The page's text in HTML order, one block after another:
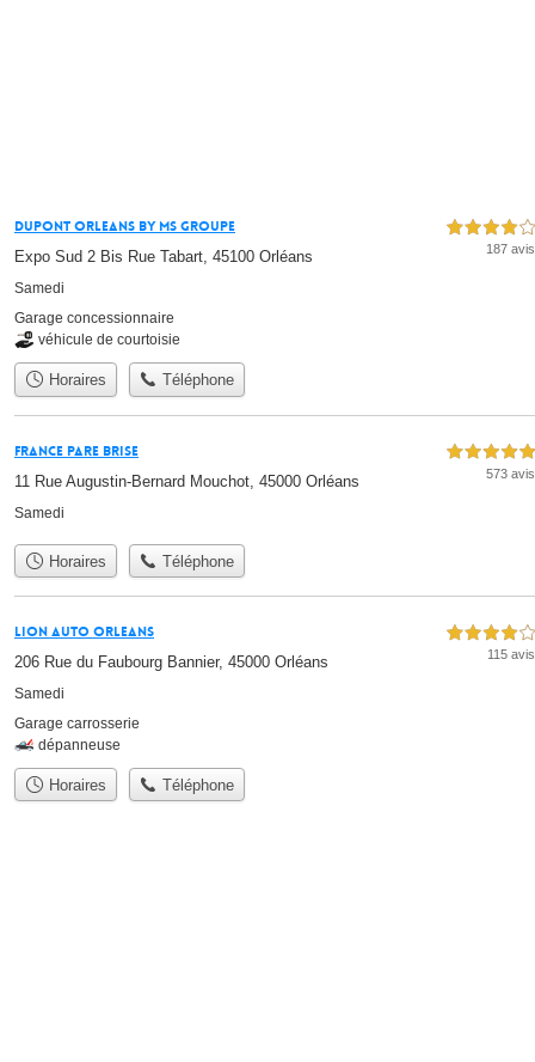
Dupont Orleans By Ms Groupe
Expo Sud 2 Bis Rue Tabart, 45100 Orléans
Samedi
4,0 étoiles sur 5
187 avis
Garage concessionnaire
véhicule de courtoisie
Horaires Téléphone
France Pare Brise
11 Rue Augustin-Bernard Mouchot, 45000 Orléans
Samedi
5,0 étoiles sur 5
573 avis
Horaires Téléphone
Lion Auto Orleans
206 Rue du Faubourg Bannier, 45000 Orléans
Samedi
4,0 étoiles sur 5
115 avis
Garage carrosserie
dépanneuse
Horaires Téléphone